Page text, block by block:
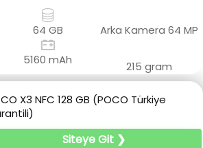
64 GB Arka Kamera64 MP
5160 mAh 215 gram
X3 NFC 128 GB (POCO Türkiye
Siteye Git ❯